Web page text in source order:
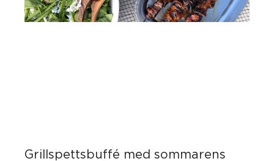
Grillspettsbuffé med sommarens